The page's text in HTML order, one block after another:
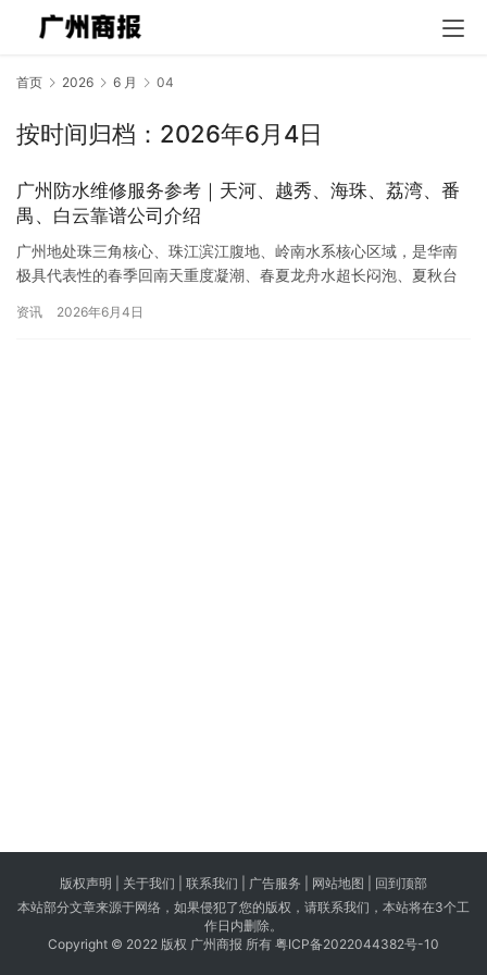
首页 2026 6 月 04
按时间归档：2026年6月4日
广州防水维修服务参考｜天河、越秀、海珠、荔湾、番
禺、白云靠谱公司介绍
广州地处珠三角核心、珠江滨江腹地、岭南水系核心区域，是华南
极具代表性的春季回南天重度凝潮、春夏龙舟水超长闷泡、夏秋台
季风气…
资讯 2026年6月4日
版权声明 | 关于我们 联系我们 | 广告服务 | 网站地图 | 回到顶部
本站部分文章来源于网络，如果侵犯了您的版权，请联系我们，本站将在3个工
作日内删除。
Copyright © 2022 版权 广州商报 所有 粤ICP备2022044382号-10